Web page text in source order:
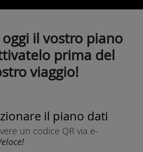
oggi il vostro piano
prima del
viaggio!
il piano dati
un codice QR via e-